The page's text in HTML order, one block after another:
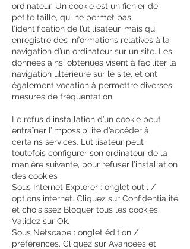
ordinateur. Un cookie est un fichier de
petite taille, qui ne permet pas
l’identification de l’utilisateur, mais qui
enregistre des informations relatives à la
navigation d’un ordinateur sur un site. Les
données ainsi obtenues visent à faciliter la
navigation ultérieure sur le site, et ont
également vocation à permettre diverses
mesures de fréquentation.
Le refus d’installation d’un cookie peut
entraîner l’impossibilité d’accéder à
certains services. L’utilisateur peut
toutefois configurer son ordinateur de la
manière suivante, pour refuser l’installation
des cookies :
Sous Internet Explorer : onglet outil /
options internet. Cliquez sur Confidentialité
et choisissez Bloquer tous les cookies.
Validez sur Ok.
Sous Netscape : onglet édition /
préférences. Cliquez sur Avancées et